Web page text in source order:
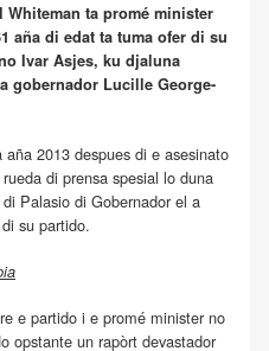
Whiteman ta promé minister
aña di edat ta tuma ofer di su
Ivar Asjes, ku djaluna
gobernador Lucille George-
2013 despues di e asesinato
di prensa spesial lo duna
Palasio di Gobernador el a
su partido.
e partido i e promé minister no
opstante un rapòrt devastador